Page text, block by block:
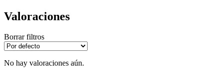
Valoraciones
Borrar filtros
No hay valoraciones aún.